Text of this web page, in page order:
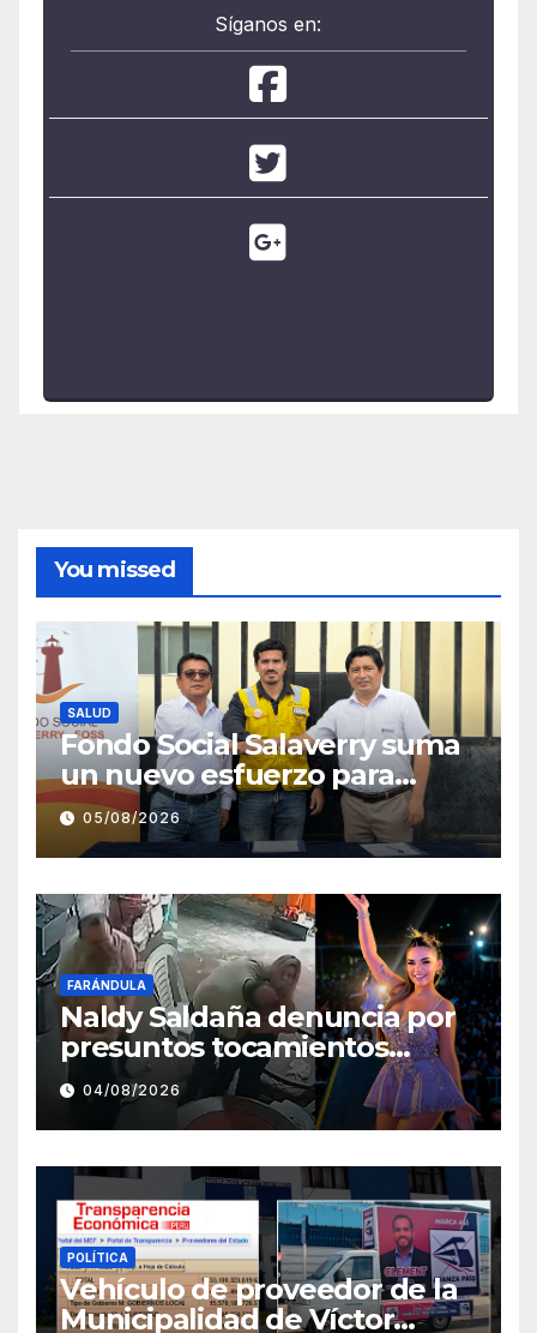
Síganos en:
You missed
SALUD
Fondo Social Salaverry suma
un nuevo esfuerzo para
fortalecer la atención en el
Centro de Salud de Salaverry
05/08/2026
FARÁNDULA
Naldy Saldaña denuncia por
presuntos tocamientos
indebidos a director musical
de La Bella Luz
04/08/2026
POLÍTICA
Vehículo de proveedor de la
Municipalidad de Víctor